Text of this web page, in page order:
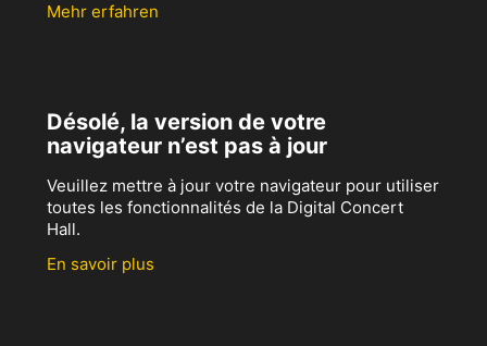
Mehr erfahren
Désolé, la version de votre
navigateur n’est pas à jour
Veuillez mettre à jour votre navigateur pour utiliser
toutes les fonctionnalités de la Digital Concert
Hall.
En savoir plus